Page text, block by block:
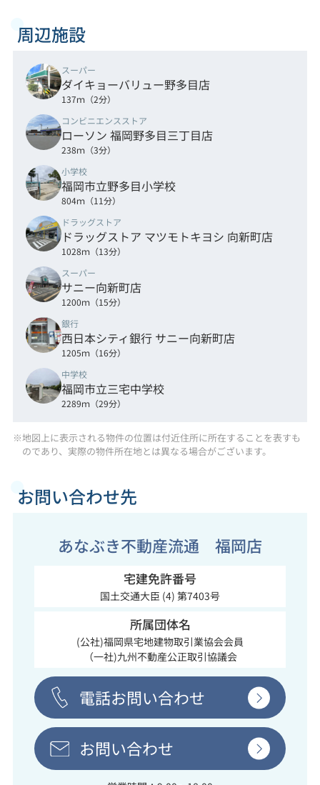
周辺施設
スーパー
ダイキョーバリュー野多目店
137ｍ（2分）
コンビニエンスストア
ローソン 福岡野多目三丁目店
238ｍ（3分）
小学校
福岡市立野多目小学校
804ｍ（11分）
ドラッグストア
ドラッグストア マツモトキヨシ 向新町店
1028ｍ（13分）
スーパー
サニー向新町店
1200ｍ（15分）
銀行
西日本シティ銀行 サニー向新町店
1205ｍ（16分）
中学校
福岡市立三宅中学校
2289ｍ（29分）
※地図上に表示される物件の位置は付近住所に所在することを表すも
のであり、実際の物件所在地とは異なる場合がございます。
お問い合わせ先
あなぶき不動産流通 福岡店
宅建免許番号
国土交通大臣 (4) 第7403号
所属団体名
(公社)福岡県宅地建物取引業協会会員
（一社)九州不動産公正取引協議会
電話お問い合わせ
お問い合わせ